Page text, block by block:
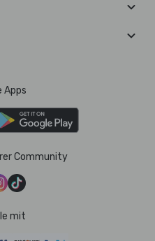
Apps
Community
mit